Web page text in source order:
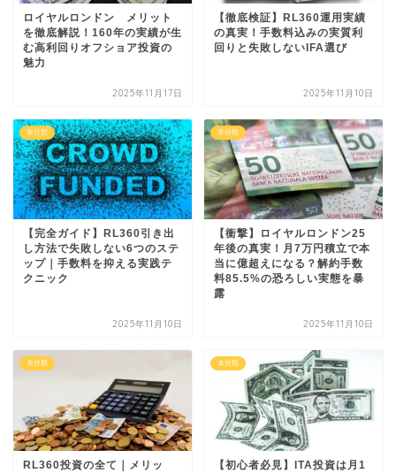
ロイヤルロンドン メリット
を徹底解説！160年の実績が生
む高利回りオフショア投資の
魅力
2025年11月17日
【徹底検証】RL360運用実績
の真実！手数料込みの実質利
回りと失敗しないIFA選び
2025年11月10日
未分類
【完全ガイド】RL360引き出
し方法で失敗しない6つのステ
ップ｜手数料を抑える実践テ
クニック
2025年11月10日
未分類
【衝撃】ロイヤルロンドン25
年後の真実！月7万円積立で本
当に億超えになる？解約手数
料85.5%の恐ろしい実態を暴
露
2025年11月10日
未分類
RL360投資の全て｜メリッ
未分類
【初心者必見】ITA投資は月1